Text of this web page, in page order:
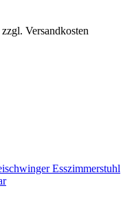
Versandkosten
Esszimmerstuhl